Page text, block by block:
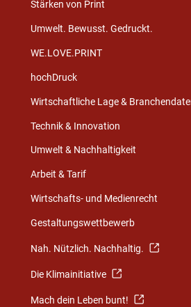
Stärken von Print
Umwelt. Bewusst. Gedruckt.
WE.LOVE.PRINT
hochDruck
Wirtschaftliche Lage &
Technik & Innovation
Umwelt & Nachhaltigkeit
Arbeit & Tarif
Wirtschafts- und Medienrecht
Gestaltungswettbewerb
Nah. Nützlich. Nachhaltig.
Die Klimainitiative
Mach dein Leben bunt!